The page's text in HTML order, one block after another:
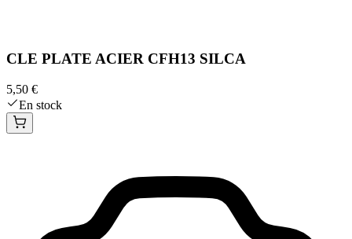
CLE PLATE ACIER CFH13 SILCA
5,50 €
En stock